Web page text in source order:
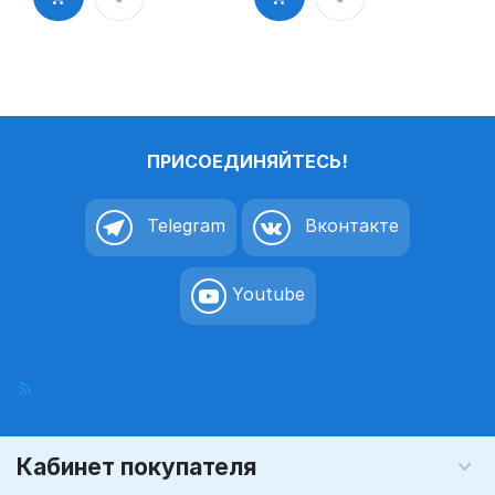
туалете»
буфет»
а K6
ПРИСОЕДИНЯЙТЕСЬ!
Telegram Вконтакте
Youtube
Кабинет покупателя